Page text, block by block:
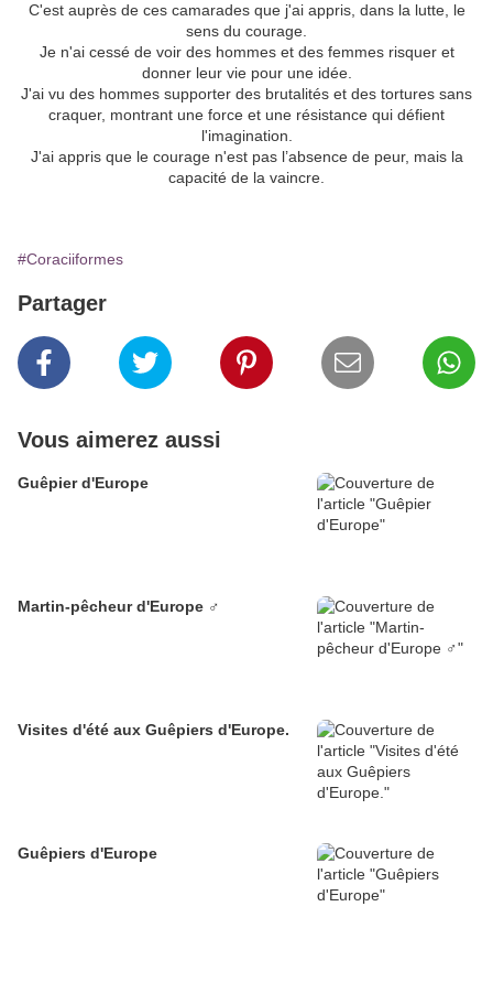
C'est auprès de ces camarades que j'ai appris, dans la lutte, le
sens du courage.
Je n'ai cessé de voir des hommes et des femmes risquer et
donner leur vie pour une idée.
J'ai vu des hommes supporter des brutalités et des tortures sans
craquer, montrant une force et une résistance qui défient
l'imagination.
J'ai appris que le courage n'est pas l’absence de peur, mais la
capacité de la vaincre.
#Coraciiformes
Partager
Vous aimerez aussi
Guêpier d'Europe
Martin-pêcheur d'Europe ♂
Visites d'été aux Guêpiers d'Europe.
Guêpiers d'Europe